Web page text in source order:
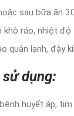
sau bữa ăn
khô ráo, nhiệt độ
quản lạnh, đậy
dụng:
huyết áp, tim